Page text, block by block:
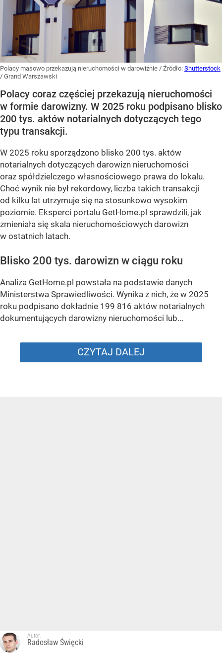
Polacy masowo przekazują nieruchomości w darowiźnie / Źródło: Shutterstock
/ Grand Warszawski
Polacy coraz częściej przekazują nieruchomości
w formie darowizny. W 2025 roku podpisano blisko
200 tys. aktów notarialnych dotyczących tego
typu transakcji.
W 2025 roku sporządzono blisko 200 tys. aktów
notarialnych dotyczących darowizn nieruchomości
oraz spółdzielczego własnościowego prawa do lokalu.
Choć wynik nie był rekordowy, liczba takich transakcji
od kilku lat utrzymuje się na stosunkowo wysokim
poziomie. Eksperci portalu GetHome.pl sprawdzili, jak
zmieniała się skala nieruchomościowych darowizn
w ostatnich latach.
Blisko 200 tys. darowizn w ciągu roku
Analiza GetHome.pl powstała na podstawie danych
Ministerstwa Sprawiedliwości. Wynika z nich, że w 2025
roku podpisano dokładnie 199 816 aktów notarialnych
dokumentujących darowizny nieruchomości lub...
CZYTAJ DALEJ
Autor:
Radosław Święcki